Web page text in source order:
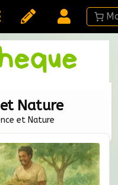
et Nature
et Nature